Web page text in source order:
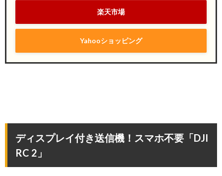
楽天市場
Yahooショッピング
ディスプレイ付き送信機！スマホ不要「DJI
RC 2」